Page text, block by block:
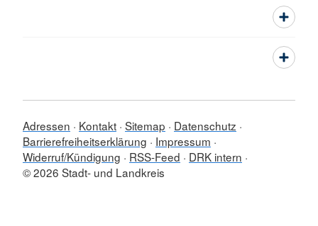
Adressen Kontakt Sitemap
Datenschutz
Barrierefreiheitserklärung
Impressum
Widerruf/Kündigung
RSS-Feed
DRK intern
© 2026 Stadt- und Landkreis